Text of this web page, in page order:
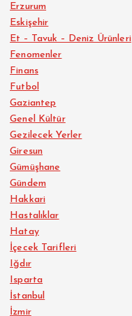
Erzurum
Eskişehir
Et – Tavuk – Deniz Ürünleri
Fenomenler
Finans
Futbol
Gaziantep
Genel Kültür
Gezilecek Yerler
Giresun
Gümüşhane
Gündem
Hakkari
Hastalıklar
Hatay
İçecek Tarifleri
Iğdır
Isparta
İstanbul
İzmir